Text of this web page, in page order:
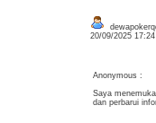
20/09/2025
Anonymous :
Saya
dan perbarui